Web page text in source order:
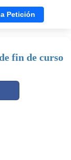
Petición
fin de curso